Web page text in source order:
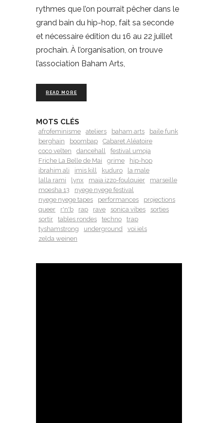
rythmes que l’on pourrait pêcher dans le
grand bain du hip-hop, fait sa seconde
et nécessaire édition du 16 au 22 juillet
prochain. À l’organisation, on trouve
l’association Baham Arts,
READ MORE
MOTS CLÉS
afrofeminisme ateliers baham arts
baile funk
berghain
boombap
Cabaret Aléatoire
coco velten
dancehall
festival umoja
Friche La Belle de Mai
grime
hip-hop
ibrahim ali
imis kill kuduro
la male
lalla rami
lynx maia izzo-foulquier
marseille
moesha 13
nyege nyege festival
nyege nyege tapes
performances
projections
queer
r'n'b rap rave sonica vibes
sorties
sortir
tables rondes techno
trap
tyshamstrong
underground
voi.iels
zelda weinen